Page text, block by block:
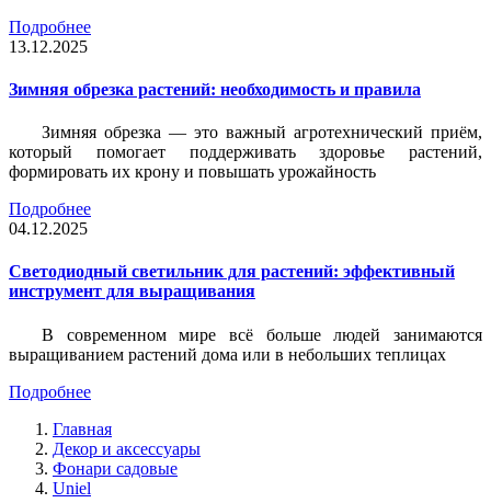
Подробнее
13.12.2025
Зимняя обрезка растений: необходимость и правила
Зимняя обрезка — это важный агротехнический приём,
который помогает поддерживать здоровье растений,
формировать их крону и повышать урожайность
Подробнее
04.12.2025
Светодиодный светильник для растений: эффективный
инструмент для выращивания
В современном мире всё больше людей занимаются
выращиванием растений дома или в небольших теплицах
Подробнее
Главная
Декор и аксессуары
Фонари садовые
Uniel